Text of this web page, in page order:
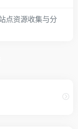
点资源收集与分